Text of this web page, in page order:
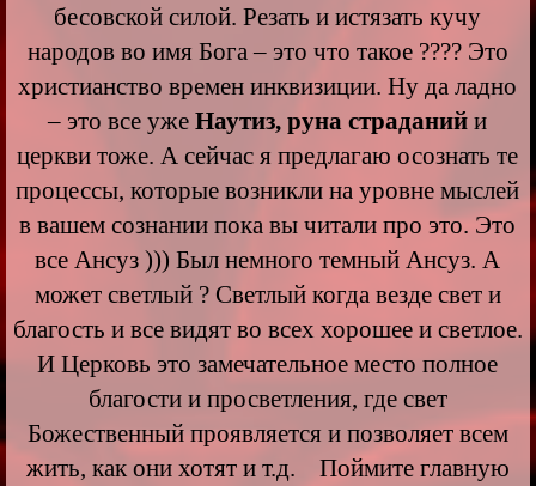
бесовской силой. Резать и истязать кучу
народов во имя Бога – это что такое ???? Это
христианство времен инквизиции. Ну да ладно
– это все ужеНаутиз, руна страданий и
церкви тоже. А сейчас я предлагаю осознать те
процессы, которые возникли на уровне мыслей
в вашем сознании пока вы читали про это. Это
все Ансуз ))) Был немного темный Ансуз. А
может светлый ? Светлый когда везде свет и
благость и все видят во всех хорошее и светлое.
И Церковь это замечательное место полное
благости и просветления, где свет
Божественный проявляется и позволяет всем
жить, как они хотят и т.д. Поймите главную